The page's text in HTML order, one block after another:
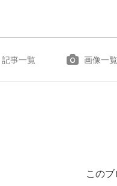
記事一覧 画像一覧
この